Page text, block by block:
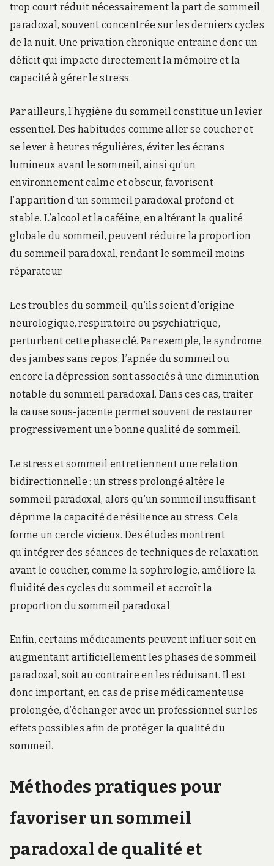
trop court réduit nécessairement la part de sommeil
paradoxal, souvent concentrée sur les derniers cycles
de la nuit. Une privation chronique entraine donc un
déficit qui impacte directement la mémoire et la
capacité à gérer le stress.
Par ailleurs, l’hygiène du sommeil constitue un levier
essentiel. Des habitudes comme aller se coucher et
se lever à heures régulières, éviter les écrans
lumineux avant le sommeil, ainsi qu’un
environnement calme et obscur, favorisent
l’apparition d’un sommeil paradoxal profond et
stable. L’alcool et la caféine, en altérant la qualité
globale du sommeil, peuvent réduire la proportion
du sommeil paradoxal, rendant le sommeil moins
réparateur.
Les troubles du sommeil, qu’ils soient d’origine
neurologique, respiratoire ou psychiatrique,
perturbent cette phase clé. Par exemple, le syndrome
des jambes sans repos, l’apnée du sommeil ou
encore la dépression sont associés à une diminution
notable du sommeil paradoxal. Dans ces cas, traiter
la cause sous-jacente permet souvent de restaurer
progressivement une bonne qualité de sommeil.
Le stress et sommeil entretiennent une relation
bidirectionnelle : un stress prolongé altère le
sommeil paradoxal, alors qu’un sommeil insuffisant
déprime la capacité de résilience au stress. Cela
forme un cercle vicieux. Des études montrent
qu’intégrer des séances de techniques de relaxation
avant le coucher, comme la sophrologie, améliore la
fluidité des cycles du sommeil et accroît la
proportion du sommeil paradoxal.
Enfin, certains médicaments peuvent influer soit en
augmentant artificiellement les phases de sommeil
paradoxal, soit au contraire en les réduisant. Il est
donc important, en cas de prise médicamenteuse
prolongée, d’échanger avec un professionnel sur les
effets possibles afin de protéger la qualité du
sommeil.
Méthodes pratiques pour
favoriser un sommeil
paradoxal de qualité et